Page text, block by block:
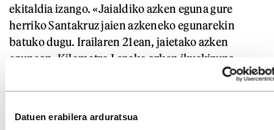
Datuen erabilera arduratsua
ekitaldia izango. «Jaialdiko azken eguna gure
herriko Santakruz jaien azkeneko egunarekin
batuko dugu. Irailaren 21ean, jaietako azken
egunean, Kilometro Lezoko azken ikuskizuna
El baile de la
zurdadantza emanaldia aukeratu dute jaialdia
«Dantza, zirkua eta antzerkia uztartzea lortzen